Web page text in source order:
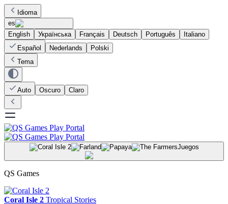
Idioma
es
English
Українська Français Deutsch Português
Italiano
Español
Nederlands
Polski
Tema
Auto Oscuro Claro
Juegos
QS Games
Coral Isle 2 Tropical Stories